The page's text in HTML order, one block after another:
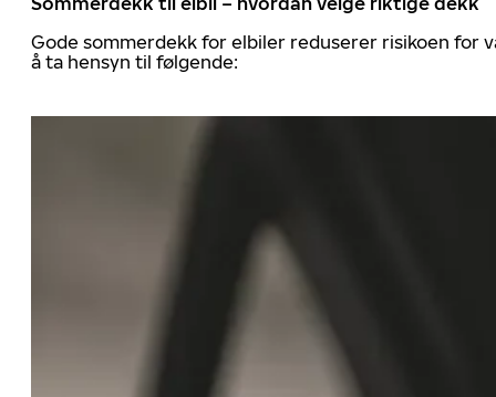
Gode sommerdekk for elbiler reduserer risikoen for
å ta hensyn til følgende: